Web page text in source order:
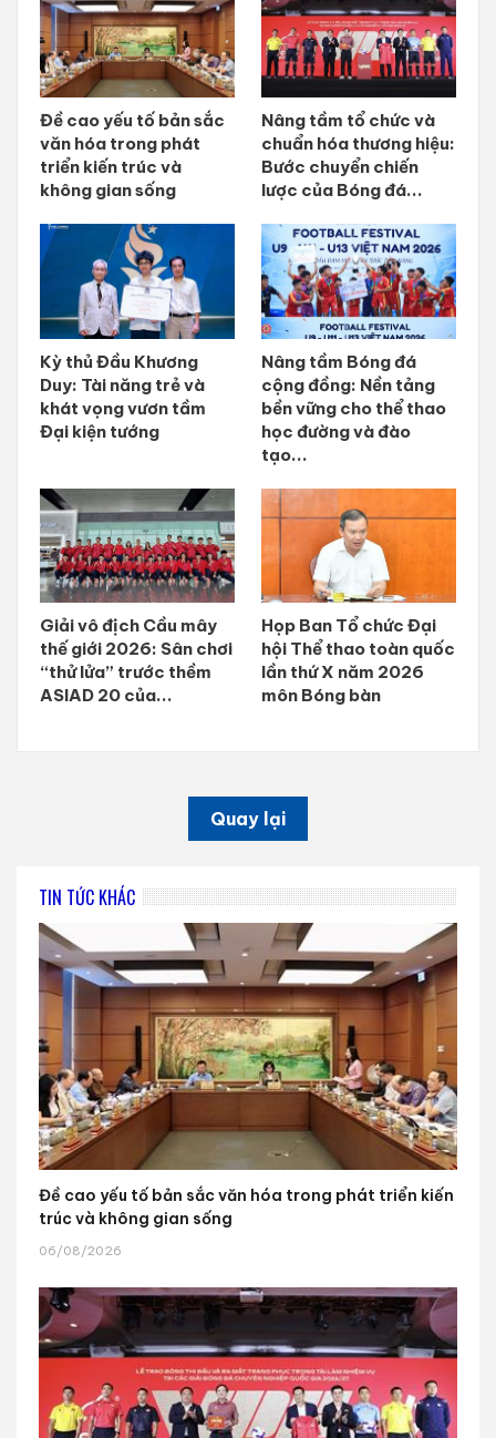
Đề cao yếu tố bản sắc
văn hóa trong phát
triển kiến trúc và
không gian sống
Nâng tầm tổ chức và
chuẩn hóa thương hiệu:
Bước chuyển chiến
lược của Bóng đá...
Kỳ thủ Đầu Khương
Duy: Tài năng trẻ và
khát vọng vươn tầm
Đại kiện tướng
Nâng tầm Bóng đá
cộng đồng: Nền tảng
bền vững cho thể thao
học đường và đào
tạo...
Giải vô địch Cầu mây
thế giới 2026: Sân chơi
“thử lửa” trước thềm
ASIAD 20 của...
Họp Ban Tổ chức Đại
hội Thể thao toàn quốc
lần thứ X năm 2026
môn Bóng bàn
Quay lại
TIN TỨC KHÁC
Đề cao yếu tố bản sắc văn hóa trong phát triển kiến
trúc và không gian sống
06/08/2026